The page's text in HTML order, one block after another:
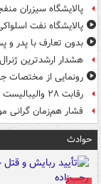
پالایشگاه سیزران
پالایشگاه نفت
بدون تعارف با پدر و
هشدار ارشدترین
رونمایی از مختصات
رقابت ۲۸ والیبالیست برای حضور در فهرست نهایی تیم ملی
فشار هم‌زمان گرانی
حوادث